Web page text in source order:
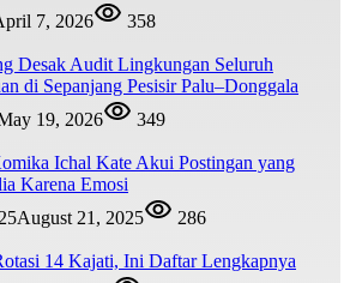
7, 2026
358
Desak Audit Lingkungan Seluruh
di Sepanjang Pesisir Palu–Donggala
19, 2026
349
Ichal Kate Akui Postingan yang
Karena Emosi
August 21, 2025
286
14 Kajati, Ini Daftar Lengkapnya